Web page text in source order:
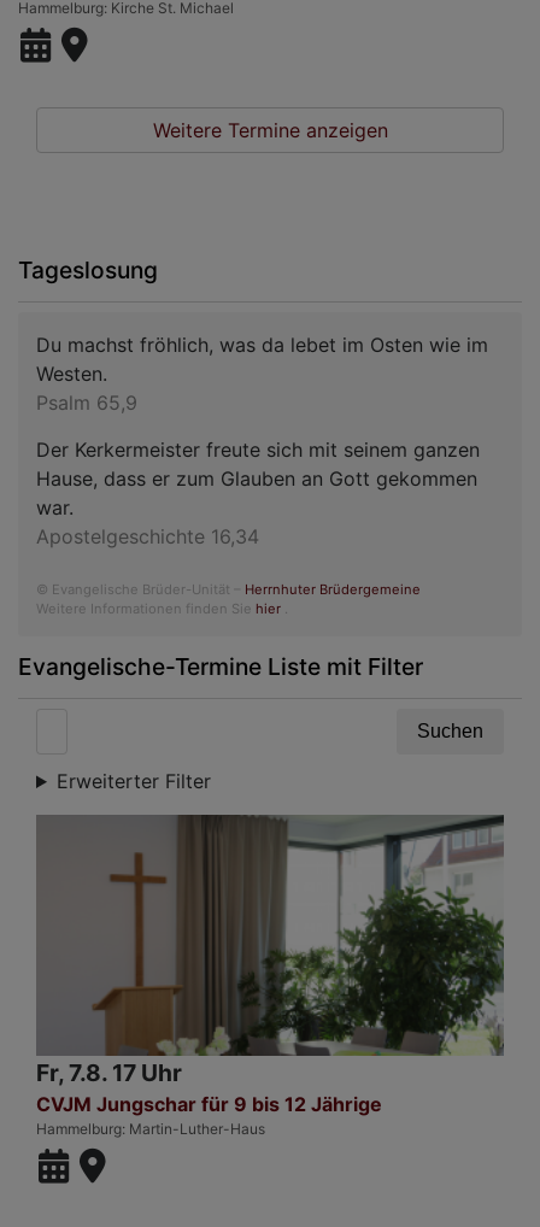
Hammelburg Kirche St. Michael
Weitere Termine anzeigen
Tageslosung
Du machst fröhlich, was da lebet im Osten wie im
Westen.
Psalm 65,9
Der Kerkermeister freute sich mit seinem ganzen
Hause, dass er zum Glauben an Gott gekommen
war.
Apostelgeschichte 16,34
© Evangelische Brüder-Unität – Herrnhuter Brüdergemeine
Weitere Informationen finden Sie hier .
Evangelische-Termine Liste mit Filter
Erweiterter Filter
Fr, 7.8. 17 Uhr
CVJM Jungschar für 9 bis 12 Jährige
Hammelburg Martin-Luther-Haus